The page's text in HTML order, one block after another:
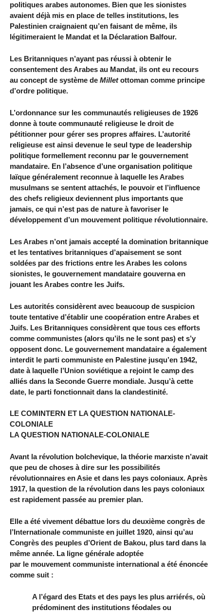
politiques arabes autonomes. Bien que les sionistes
avaient déjà mis en place de telles institutions, les
Palestinien craignaient qu’en faisant de même, ils
légitimeraient le Mandat et la Déclaration Balfour.
Les Britanniques n’ayant pas réussi à obtenir le
consentement des Arabes au Mandat, ils ont eu recours
au concept de système de Milletottoman comme principe
d’ordre politique.
L’ordonnance sur les communautés religieuses de 1926
donne à toute communauté religieuse le droit de
pétitionner pour gérer ses propres affaires. L’autorité
religieuse est ainsi devenue le seul type de leadership
politique formellement reconnu par le gouvernement
mandataire. En l’absence d’une organisation politique
laïque généralement reconnue à laquelle les Arabes
musulmans se sentent attachés, le pouvoir et l’influence
des chefs religieux deviennent plus importants que
jamais, ce qui n’est pas de nature à favoriser le
développement d’un mouvement politique révolutionnaire.
Les Arabes n’ont jamais accepté la domination britannique
et les tentatives britanniques d’apaisement se sont
soldées par des frictions entre les Arabes les colons
sionistes, le gouvernement mandataire gouverna en
jouant les Arabes contre les Juifs.
Les autorités considèrent avec beaucoup de suspicion
toute tentative d’établir une coopération entre Arabes et
Juifs. Les Britanniques considèrent que tous ces efforts
comme communistes (alors qu’ils ne le sont pas) et s’y
opposent donc. Le gouvernement mandataire a également
interdit le parti communiste en Palestine jusqu’en 1942,
date à laquelle l’Union soviétique a rejoint le camp des
alliés dans la Seconde Guerre mondiale. Jusqu’à cette
date, le parti fonctionnait dans la clandestinité.
LE COMINTERN ET LA QUESTION NATIONALE-
COLONIALE
LA QUESTION NATIONALE-COLONIALE
Avant la révolution bolchevique, la théorie marxiste n’avait
que peu de choses à dire sur les possibilités
révolutionnaires en Asie et dans les pays coloniaux. Après
1917, la question de la révolution dans les pays coloniaux
est rapidement passée au premier plan.
Elle a été vivement débattue lors du deuxième congrès de
l’Internationale communiste en juillet 1920, ainsi qu’au
Congrès des peuples d’Orient de Bakou, plus tard dans la
même année. La ligne générale adoptée
par le mouvement communiste international a été énoncée
comme suit :
A l’égard des Etats et des pays les plus arriérés, où
prédominent des institutions féodales ou